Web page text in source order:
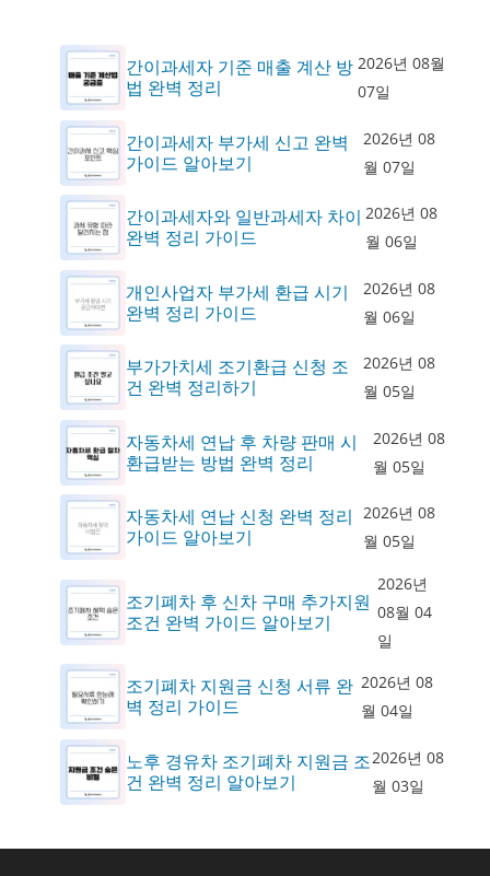
간이과세자 기준 매출 계산 방
법 완벽 정리
2026년 08월
07일
간이과세자 부가세 신고 완벽
가이드 알아보기
2026년 08
월 07일
간이과세자와 일반과세자 차이
완벽 정리 가이드
2026년 08
월 06일
개인사업자 부가세 환급 시기
완벽 정리 가이드
2026년 08
월 06일
부가가치세 조기환급 신청 조
건 완벽 정리하기
2026년 08
월 05일
자동차세 연납 후 차량 판매 시
환급받는 방법 완벽 정리
2026년 08
월 05일
자동차세 연납 신청 완벽 정리
가이드 알아보기
2026년 08
월 05일
조기폐차 후 신차 구매 추가지원
조건 완벽 가이드 알아보기
2026년
08월 04
일
조기폐차 지원금 신청 서류 완
벽 정리 가이드
2026년 08
월 04일
노후 경유차 조기폐차 지원금 조
건 완벽 정리 알아보기
2026년 08
월 03일